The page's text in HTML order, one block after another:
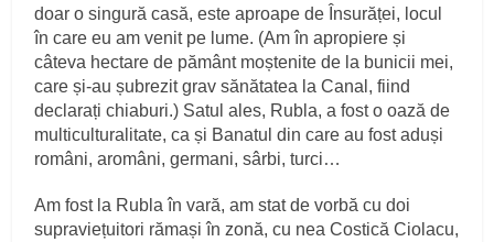
doar o singură casă, este aproape de Însurăței, locul
în care eu am venit pe lume. (Am în apropiere și
câteva hectare de pământ moștenite de la bunicii mei,
care și-au șubrezit grav sănătatea la Canal, fiind
declarați chiaburi.) Satul ales, Rubla, a fost o oază de
multiculturalitate, ca și Banatul din care au fost aduși
români, aromâni, germani, sârbi, turci…
Am fost la Rubla în vară, am stat de vorbă cu doi
supraviețuitori rămași în zonă, cu nea Costică Ciolacu,